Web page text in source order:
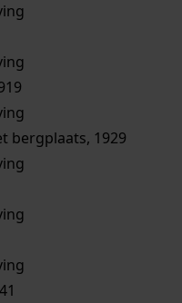
bergplaats, 1929